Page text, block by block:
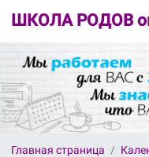
ШКОЛА РОДОВ
Главная страница